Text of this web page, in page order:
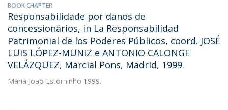
BOOK CHAPTER
Responsabilidade por danos de
concessionários, in La Responsabilidad
Patrimonial de los Poderes Públicos, coord. JOSÉ
LUIS LÓPEZ-MUNIZ e ANTONIO CALONGE
VELÁZQUEZ, Marcial Pons, Madrid, 1999.
Maria João Estorninho 1999.